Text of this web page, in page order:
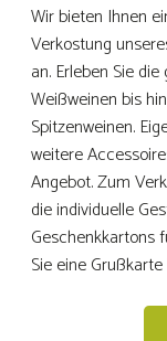
Wir bieten Ihnen
Verkostung
an. Erleben Sie
Weißweinen bis
Spitzenweinen.
weitere
Angebot. Zum
die individuelle
Geschenkkartons
Sie eine